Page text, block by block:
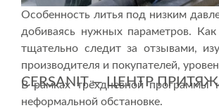
Особенность литья под низким
добиваясь нужных параметров.
тщательно следит за отзывами,
производителя и покупателей,
CERSANIT — ЦЕНТР
В рамках трёхдневной программы
неформальной обстановке.